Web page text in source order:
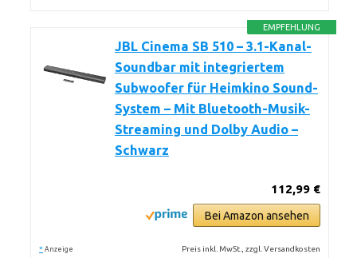
EMPFEHLUNG
JBL Cinema SB 510 – 3.1-Kanal-
Soundbar mit integriertem
Subwoofer für Heimkino Sound-
System – Mit Bluetooth-Musik-
Streaming und Dolby Audio –
Schwarz
112,99 €
Bei Amazon ansehen
* Anzeige Preis inkl. MwSt., zzgl. Versandkosten